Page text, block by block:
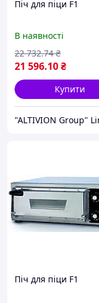
Піч для піци F1
В наявності
21 596.10₴
22 732.74 ₴
Купити
Піч для піци F1